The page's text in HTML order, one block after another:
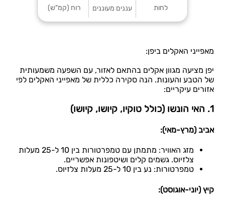
לחות עננים מעוננים רוח (קמ"ש)
מאפייני האקלים ביפן:
יפן מציעה מגוון אקלים בהתאם לאזור, עם השפעה משמעותית
של הטבע והעונות. הנה סקירה כללית של מאפייני האקלים לפי
אזורים עיקריים:
1. האי הונשו (כולל טוקיו, קיושו, קיושו)
אביב (מרץ-מאי):
מזג האוויר: מתמתן עם טמפרטורות בין 10 ל-25 מעלות
צלזיוס. גשמים קלים ושיטפונות אפשריים.
טמפרטורות: נע בין 10 ל-25 מעלות צלזיוס.
קיץ (יוני-אוגוסט):